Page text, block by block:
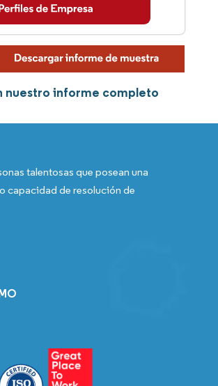
nuestro informe completo
talentosas que posean una
capacidad de resolución de